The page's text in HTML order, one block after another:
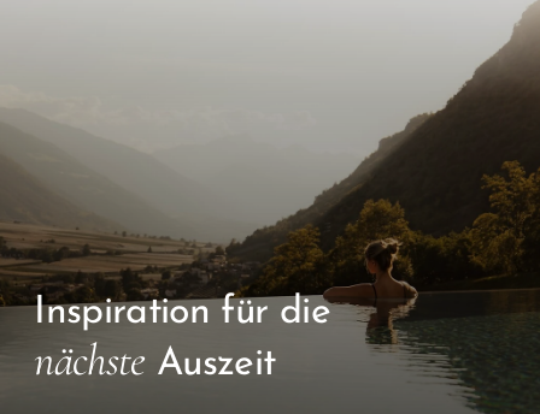
Inspiration für die
nächste Auszeit